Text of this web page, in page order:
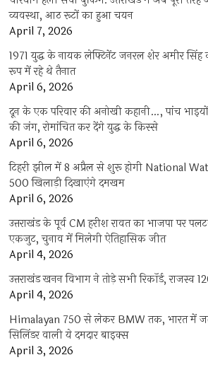
व्यवस्था, आठ रूटों का हुआ चयन
April 7, 2026
1971 युद्ध के नायक लेफ्टिनेंट जनरल शेर अमीर सिंह
रूप में रहे थे तैनात
April 6, 2026
दून के एक परिवार की अनोखी कहानी…, पांच
की जंग, रोमांचित कर देंगे युद्ध के किस्से
April 6, 2026
टिहरी झील में 8 अप्रैल से शुरू होगी National
500 खिलाड़ी दिखाएंगे दमखम
April 6, 2026
उत्तराखंड के पूर्व CM हरीश रावत का भाजपा पर
एकजुट, चुनाव में मिलेगी ऐतिहासिक जीत
April 4, 2026
उत्तराखंड खनन विभाग ने तोड़े सभी रिकॉर्ड, राजस्व
April 4, 2026
Himalayan 750 से लेकर BMW तक, भारत में
सिलिंडर वाली ये दमदार बाइक्स
April 3, 2026